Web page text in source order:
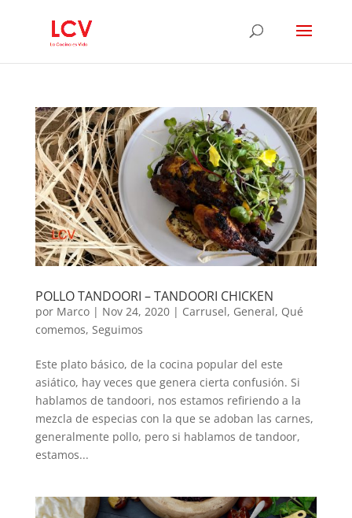
POLLO TANDOORI – TANDOORI CHICKEN
por Marco| Nov 24, 2020| Carrusel, General, Qué
comemos, Seguimos
Este plato básico, de la cocina popular del este
asiático, hay veces que genera cierta confusión. Si
hablamos de tandoori, nos estamos refiriendo a la
mezcla de especias con la que se adoban las carnes,
generalmente pollo, pero si hablamos de tandoor,
estamos...